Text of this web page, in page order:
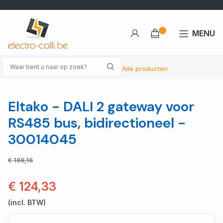
Alle producten
MENU
Eltako - DALI 2 gateway voor
RS485 bus, bidirectioneel -
30014045
€ 169,16
€ 124,33
(incl. BTW)